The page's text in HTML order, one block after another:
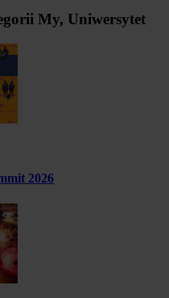
My, Uniwersytet
2026